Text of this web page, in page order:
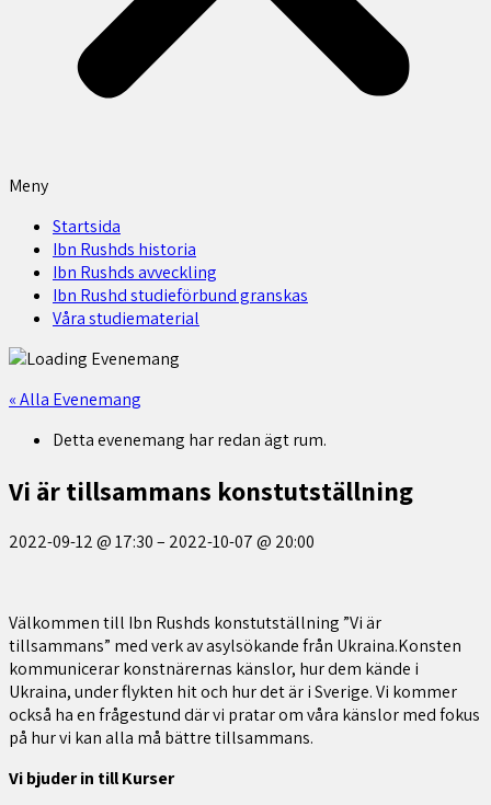
Meny
Startsida
Ibn Rushds historia
Ibn Rushds avveckling
Ibn Rushd studieförbund granskas​
Våra studiematerial
« Alla Evenemang
Detta evenemang har redan ägt rum.
Vi är tillsammans konstutställning
2022-09-12@17:30– 2022-10-07@ 20:00
Välkommen till Ibn Rushds konstutställning ”Vi är
tillsammans” med verk av asylsökande från Ukraina.Konsten
kommunicerar konstnärernas känslor, hur dem kände i
Ukraina, under flykten hit och hur det är i Sverige. Vi kommer
också ha en frågestund där vi pratar om våra känslor med fokus
på hur vi kan alla må bättre tillsammans.
Vi bjuder in till Kurser